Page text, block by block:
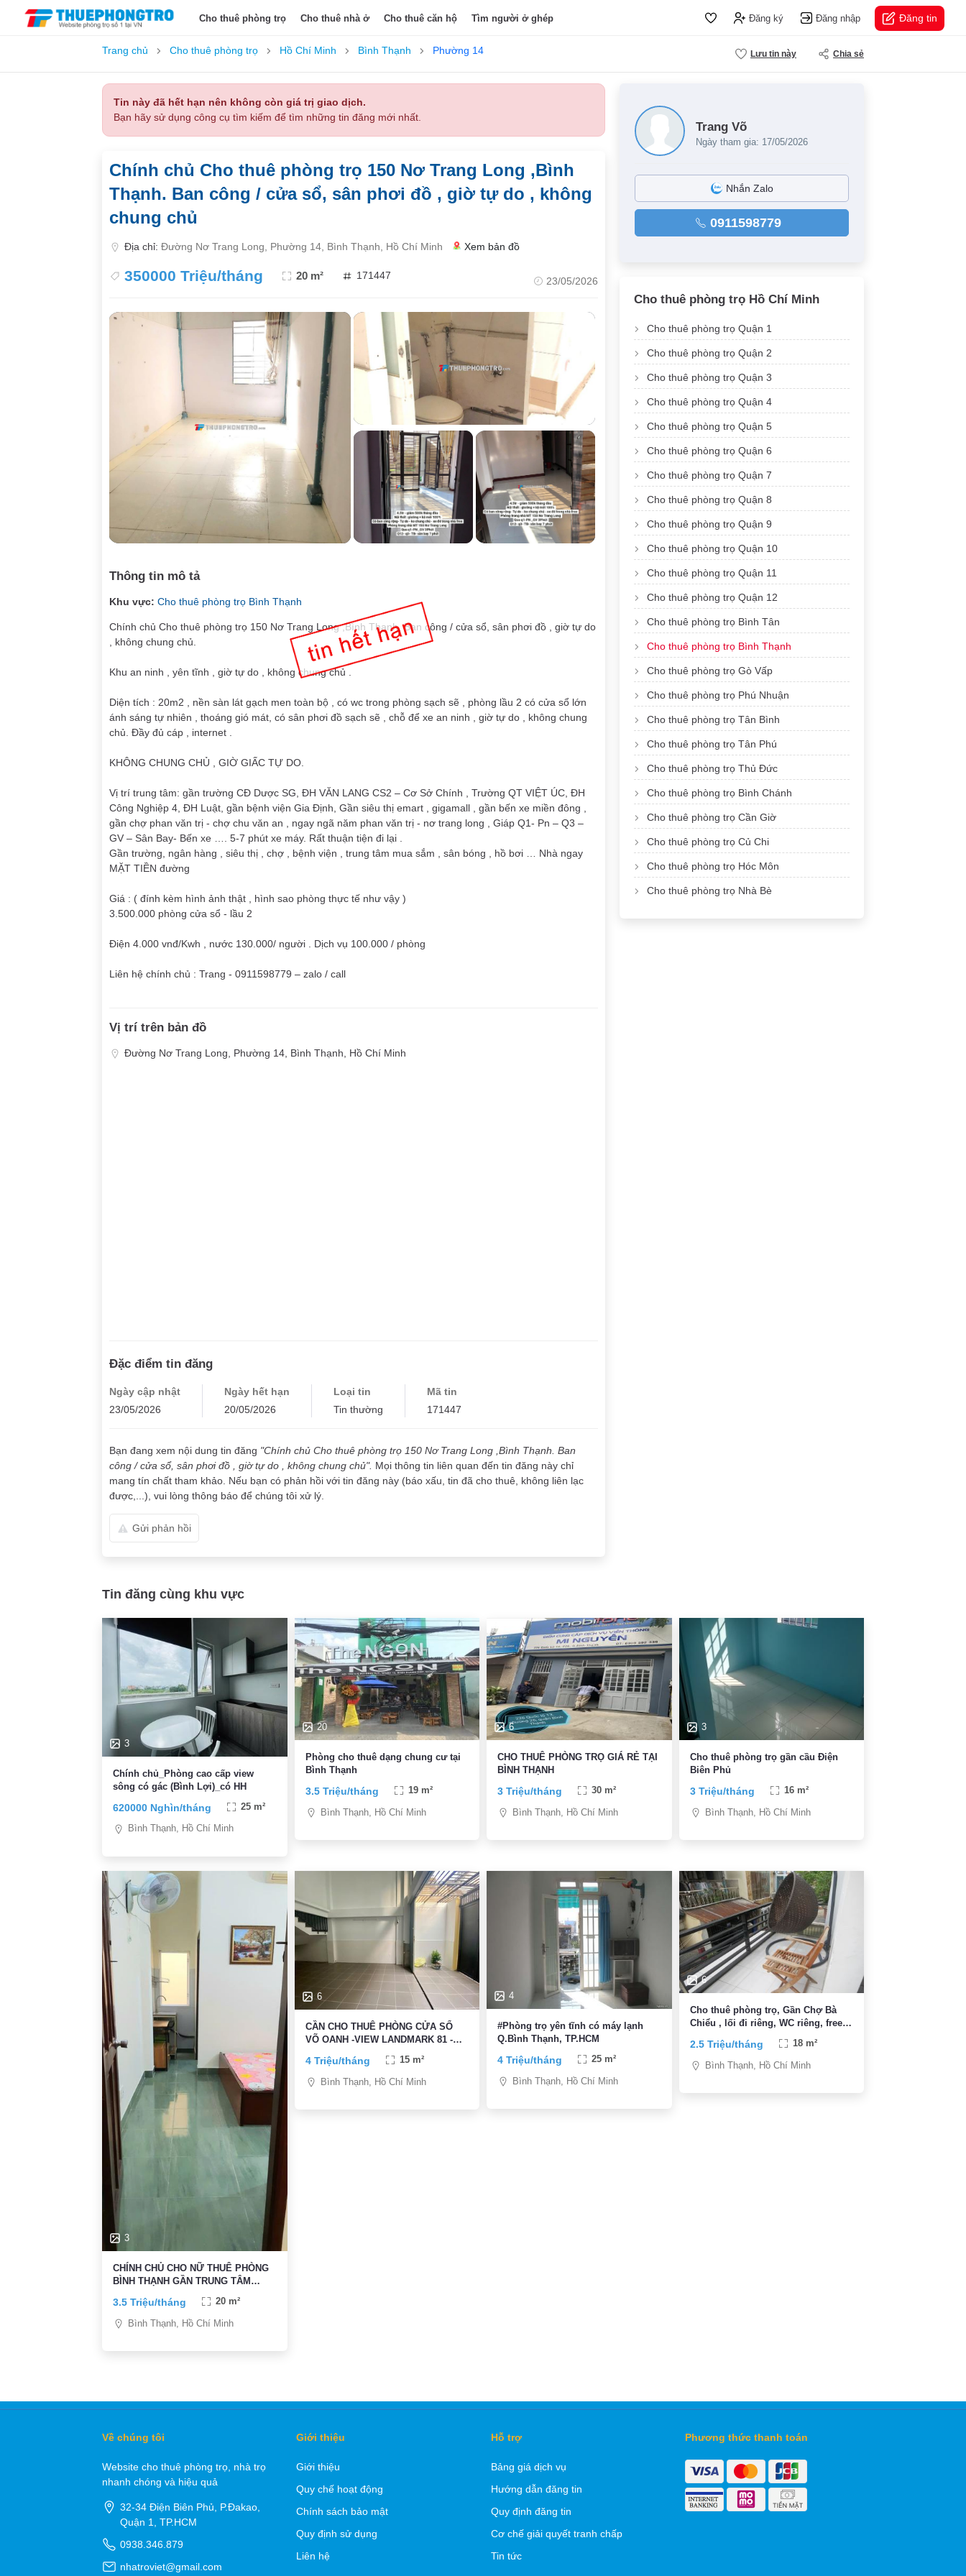
Cho thuê phòng trọ Cho thuê nhà ở Cho thuê căn hộ Tìm người ở ghép Đăng ký Đăng nhập Đăng tin
Trang chủ Cho thuê phòng trọ Hồ Chí Minh Bình Thạnh Phường 14 Lưu tin này Chia sẻ
Tin này đã hết hạn nên không còn giá trị giao dịch.
Bạn hãy sử dụng công cụ tìm kiếm để tìm những tin đăng mới nhất.
Chính chủ Cho thuê phòng trọ 150 Nơ Trang Long ,Bình
Thạnh. Ban công / cửa sổ, sân phơi đồ , giờ tự do , không
chung chủ
Địa chỉ: Đường Nơ Trang Long, Phường 14, Bình Thạnh, Hồ Chí Minh Xem bản đồ
350000 Triệu/tháng 20 m² 171447 23/05/2026
Thông tin mô tả
Khu vực: Cho thuê phòng trọ Bình Thạnh
Chính chủ Cho thuê phòng trọ 150 Nơ Trang Long ,Bình Thạnh. Ban công / cửa sổ, sân phơi đồ , giờ tự do
, không chung chủ.
Khu an ninh , yên tĩnh , giờ tự do , không chung chủ .
Diện tích : 20m2 , nền sàn lát gạch men toàn bộ , có wc trong phòng sạch sẽ , phòng lầu 2 có cửa sổ lớn
ánh sáng tự nhiên , thoáng gió mát, có sân phơi đồ sạch sẽ , chỗ để xe an ninh , giờ tự do , không chung
chủ. Đầy đủ cáp , internet .
KHÔNG CHUNG CHỦ , GIỜ GIẤC TỰ DO.
Vị trí trung tâm: gần trường CĐ Dược SG, ĐH VĂN LANG CS2 – Cơ Sở Chính , Trường QT VIỆT ÚC, ĐH
Công Nghiệp 4, ĐH Luật, gần bệnh viện Gia Định, Gần siêu thị emart , gigamall , gần bến xe miền đông ,
gần chợ phan văn trị - chợ chu văn an , ngay ngã năm phan văn trị - nơ trang long , Giáp Q1- Pn – Q3 –
GV – Sân Bay- Bến xe …. 5-7 phút xe máy. Rất thuận tiện đi lại .
Gần trường, ngân hàng , siêu thị , chợ , bệnh viện , trung tâm mua sắm , sân bóng , hồ bơi … Nhà ngay
MẶT TIỀN đường
Giá : ( đính kèm hình ảnh thật , hình sao phòng thực tế như vậy )
3.500.000 phòng cửa sổ - lầu 2
Điện 4.000 vnđ/Kwh , nước 130.000/ người . Dịch vụ 100.000 / phòng
Liên hệ chính chủ : Trang - 0911598779 – zalo / call
Vị trí trên bản đồ
Đường Nơ Trang Long, Phường 14, Bình Thạnh, Hồ Chí Minh
Đặc điểm tin đăng
Ngày cập nhật
23/05/2026
Ngày hết hạn
20/05/2026
Loại tin
Tin thường
Mã tin
171447
Bạn đang xem nội dung tin đăng "Chính chủ Cho thuê phòng trọ 150 Nơ Trang Long ,Bình Thạnh. Ban
công / cửa sổ, sân phơi đồ , giờ tự do , không chung chủ". Mọi thông tin liên quan đến tin đăng này chỉ
mang tín chất tham khảo. Nếu bạn có phản hồi với tin đăng này (báo xấu, tin đã cho thuê, không liên lạc
được,...), vui lòng thông báo để chúng tôi xử lý.
Gửi phản hồi
Trang Võ
Ngày tham gia: 17/05/2026
Nhắn Zalo
0911598779
Cho thuê phòng trọ Hồ Chí Minh
Cho thuê phòng trọ Quận 1
Cho thuê phòng trọ Quận 2
Cho thuê phòng trọ Quận 3
Cho thuê phòng trọ Quận 4
Cho thuê phòng trọ Quận 5
Cho thuê phòng trọ Quận 6
Cho thuê phòng trọ Quận 7
Cho thuê phòng trọ Quận 8
Cho thuê phòng trọ Quận 9
Cho thuê phòng trọ Quận 10
Cho thuê phòng trọ Quận 11
Cho thuê phòng trọ Quận 12
Cho thuê phòng trọ Bình Tân
Cho thuê phòng trọ Bình Thạnh
Cho thuê phòng trọ Gò Vấp
Cho thuê phòng trọ Phú Nhuận
Cho thuê phòng trọ Tân Bình
Cho thuê phòng trọ Tân Phú
Cho thuê phòng trọ Thủ Đức
Cho thuê phòng trọ Bình Chánh
Cho thuê phòng trọ Cần Giờ
Cho thuê phòng trọ Củ Chi
Cho thuê phòng trọ Hóc Môn
Cho thuê phòng trọ Nhà Bè
Tin đăng cùng khu vực
3
Chính chủ_Phòng cao cấp view
sông có gác (Bình Lợi)_có HH
620000 Nghìn/tháng 25 m²
Bình Thạnh, Hồ Chí Minh
20
Phòng cho thuê dạng chung cư tại
Bình Thạnh
3.5 Triệu/tháng 19 m²
Bình Thạnh, Hồ Chí Minh
6
CHO THUÊ PHÒNG TRỌ GIÁ RẺ TẠI
BÌNH THẠNH
3 Triệu/tháng 30 m²
Bình Thạnh, Hồ Chí Minh
3
Cho thuê phòng trọ gần cầu Điện
Biên Phủ
3 Triệu/tháng 16 m²
Bình Thạnh, Hồ Chí Minh
3
CHÍNH CHỦ CHO NỮ THUÊ PHÒNG
BÌNH THẠNH GẦN TRUNG TÂM
3.5 Triệu/tháng 20 m²
Bình Thạnh, Hồ Chí Minh
6
CẦN CHO THUÊ PHÒNG CỬA SỔ
VÕ OANH -VIEW LANDMARK 81 -
4 Triệu/tháng 15 m²
Bình Thạnh, Hồ Chí Minh
4
#Phòng trọ yên tĩnh có máy lạnh
Q.Bình Thạnh, TP.HCM
4 Triệu/tháng 25 m²
Bình Thạnh, Hồ Chí Minh
6
Cho thuê phòng trọ, Gần Chợ Bà
Chiểu , lối đi riêng, WC riêng, free
2.5 Triệu/tháng 18 m²
Bình Thạnh, Hồ Chí Minh
Về chúng tôi
Website cho thuê phòng trọ, nhà trọ
nhanh chóng và hiệu quả
32-34 Điện Biên Phủ, P.Đakao,
Quận 1, TP.HCM
0938.346.879
nhatroviet@gmail.com
Giới thiệu
Giới thiệu
Quy chế hoạt động
Chính sách bảo mật
Quy định sử dụng
Liên hệ
Hỗ trợ
Bảng giá dịch vụ
Hướng dẫn đăng tin
Quy định đăng tin
Cơ chế giải quyết tranh chấp
Tin tức
Phương thức thanh toán